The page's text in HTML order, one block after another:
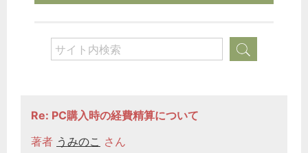
Re: PC購入時の経費精算について
著者 うみのこ さん